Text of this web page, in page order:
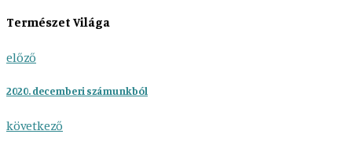
Természet Világa
előző
2020. decemberi számunkból
következő